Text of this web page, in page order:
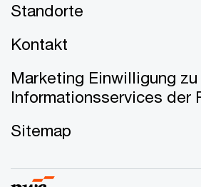
Standorte
Kontakt
Marketing Einwilligung zu
Informationsservices der
Sitemap